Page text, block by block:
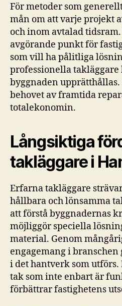
För metoder som
mån om att varje projekt
och inom avtalad
avgörande punkt för
som vill ha pålitliga
professionella
byggnaden
behovet av framtida
totalekonomin.
Långsiktiga
takläggare i
Erfarna takläggare
hållbara och lönsamma
att förstå byggnadernas
möjliggör speciella
material. Genom
engagemang i
i det hantverk som
tak som inte enbart är
förbättrar fastighetens